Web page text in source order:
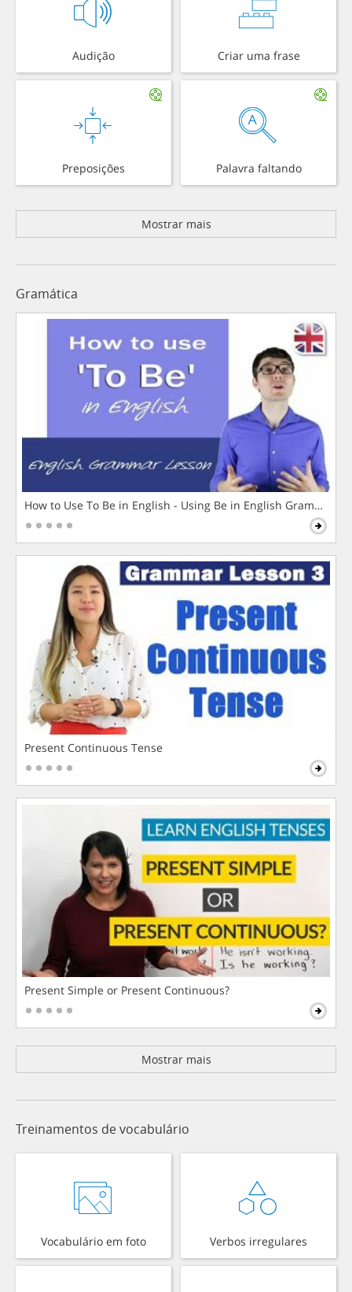
Audição Criar uma frase
Preposições Palavra faltando
Mostrar mais
Gramática
How to Use To Be in English - Using Be in English Grammar
Present Continuous Tense
Present Simple or Present Continuous?
Mostrar mais
Treinamentos de vocabulário
Vocabulário em foto Verbos irregulares